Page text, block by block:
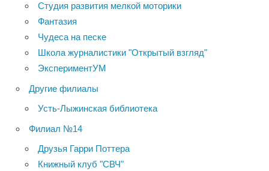
Студия развития мелкой моторики
Фантазия
Чудеса на песке
Школа журналистики "Открытый взгляд"
ЭкспериментУМ
Другие филиалы
Усть-Лыжинская библиотека
Филиал №14
Друзья Гарри Поттера
Книжный клуб "СВЧ"